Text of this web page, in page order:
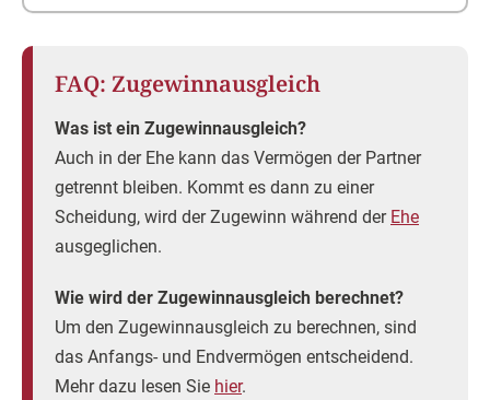
FAQ: Zugewinnausgleich
Was ist ein Zugewinnausgleich?
Auch in der Ehe kann das Vermögen der Partner
getrennt bleiben. Kommt es dann zu einer
Scheidung, wird der Zugewinn während der Ehe
ausgeglichen.
Wie wird der Zugewinnausgleich berechnet?
Um den Zugewinnausgleich zu berechnen, sind
das Anfangs- und Endvermögen entscheidend.
Mehr dazu lesen Sie hier.